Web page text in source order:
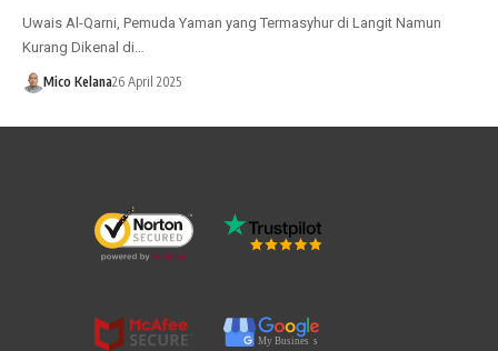
Uwais Al-Qarni, Pemuda Yaman yang Termasyhur di Langit Namun
Kurang Dikenal di…
Mico Kelana26 April 2025
My Busines s